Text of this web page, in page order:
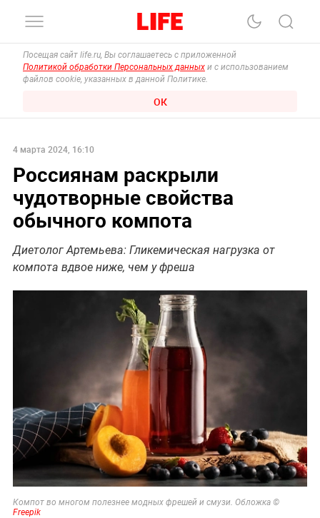
Посещая сайт life.ru, Вы соглашаетесь с приложенной
Политикой обработки Персональных данных и с использованием
файлов cookie, указанных в данной Политике.
ОК
4 марта 2024, 16:10
Россиянам раскрыли
чудотворные свойства
обычного компота
Диетолог Артемьева: Гликемическая нагрузка от
компота вдвое ниже, чем у фреша
Компот во многом полезнее модных фрешей и смузи. Обложка ©
Freepik